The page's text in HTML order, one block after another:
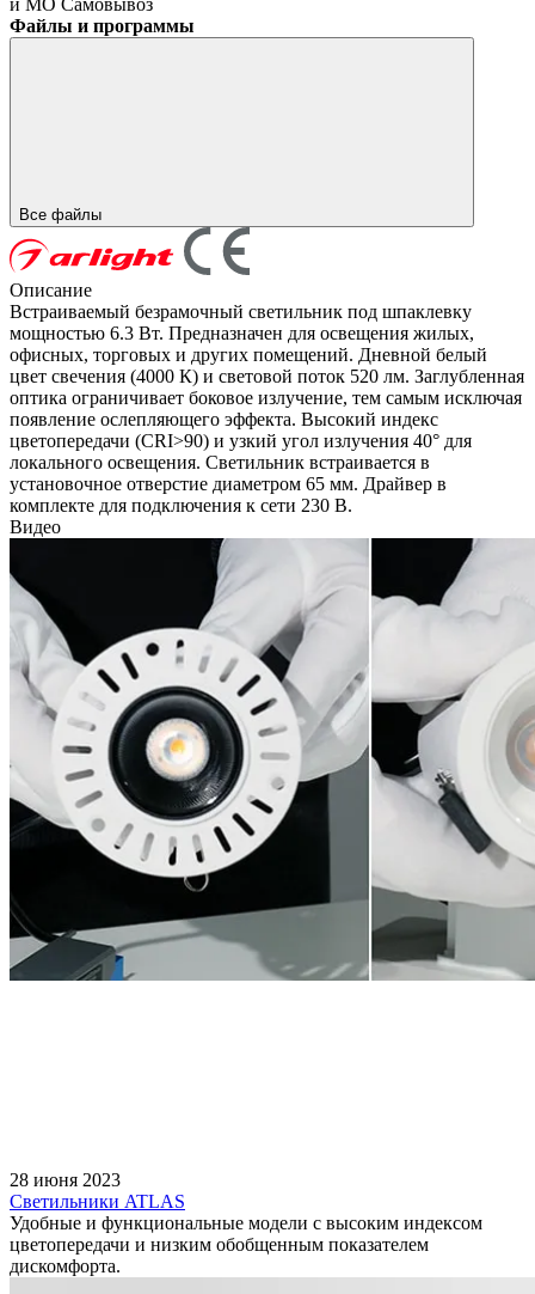
и МО Самовывоз
Файлы и программы
Все файлы
Описание
Встраиваемый безрамочный светильник под шпаклевку
мощностью 6.3 Вт. Предназначен для освещения жилых,
офисных, торговых и других помещений. Дневной белый
цвет свечения (4000 К) и световой поток 520 лм. Заглубленная
оптика ограничивает боковое излучение, тем самым исключая
появление ослепляющего эффекта. Высокий индекс
цветопередачи (CRI>90) и узкий угол излучения 40° для
локального освещения. Светильник встраивается в
установочное отверстие диаметром 65 мм. Драйвер в
комплекте для подключения к сети 230 В.
Видео
28 июня 2023
Светильники ATLAS
Удобные и функциональные модели с высоким индексом
цветопередачи и низким обобщенным показателем
дискомфорта.